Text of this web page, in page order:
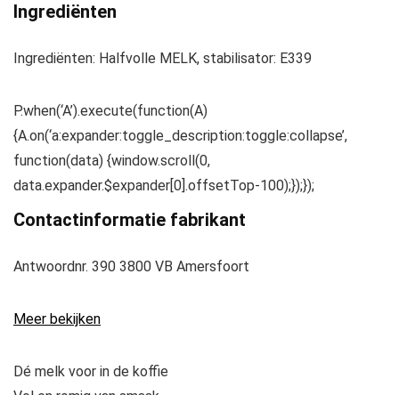
Ingrediënten
Ingrediënten: Halfvolle MELK, stabilisator: E339
P.when(‘A’).execute(function(A)
{A.on(‘a:expander:toggle_description:toggle:collapse’,
function(data) {window.scroll(0,
data.expander.$expander[0].offsetTop-100);});});
Contactinformatie fabrikant
Antwoordnr. 390 3800 VB Amersfoort
Meer bekijken
Dé melk voor in de koffie